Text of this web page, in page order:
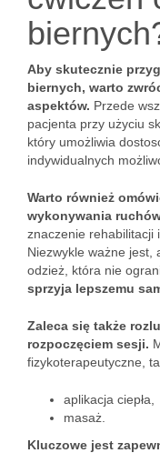
Aby skutecznie
biernych, warto
aspektów. Przede
pacjenta przy użyciu
który umożliwia
indywidualnych
Warto również
wykonywania
znaczenie rehabilitacji
Niezwykle ważne jest,
odzież, która nie
sprzyja lepszemu
Zaleca się także
rozpoczęciem sesji.
fizykoterapeutyczne,
aplikacja ciepła,
masaż.
Kluczowe jest